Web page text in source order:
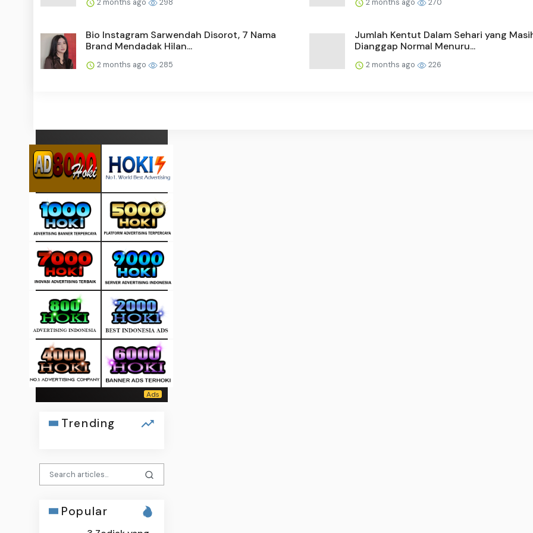
2 months ago 298 2 months ago 270
Bio Instagram Sarwendah Disorot, 7 Nama
Brand Mendadak Hilan...
2 months ago 285
Jumlah Kentut Dalam Sehari yang
Dianggap Normal Menuru...
2 months ago 226
Trending
Popular